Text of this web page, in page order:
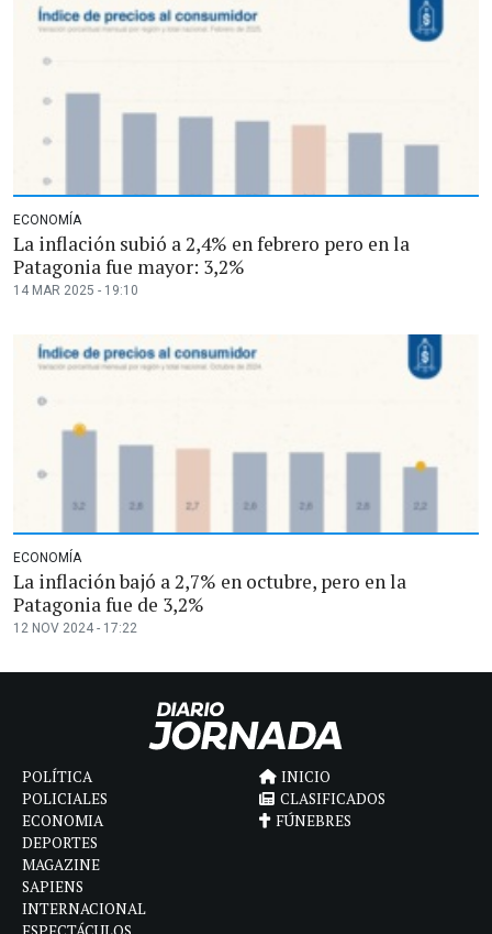
ECONOMÍA
La inflación subió a 2,4% en febrero pero en la
Patagonia fue mayor: 3,2%
14 MAR 2025 - 19:10
ECONOMÍA
La inflación bajó a 2,7% en octubre, pero en la
Patagonia fue de 3,2%
12 NOV 2024 - 17:22
POLÍTICA
POLICIALES
ECONOMIA
DEPORTES
MAGAZINE
SAPIENS
INTERNACIONAL
INICIO
CLASIFICADOS
FÚNEBRES